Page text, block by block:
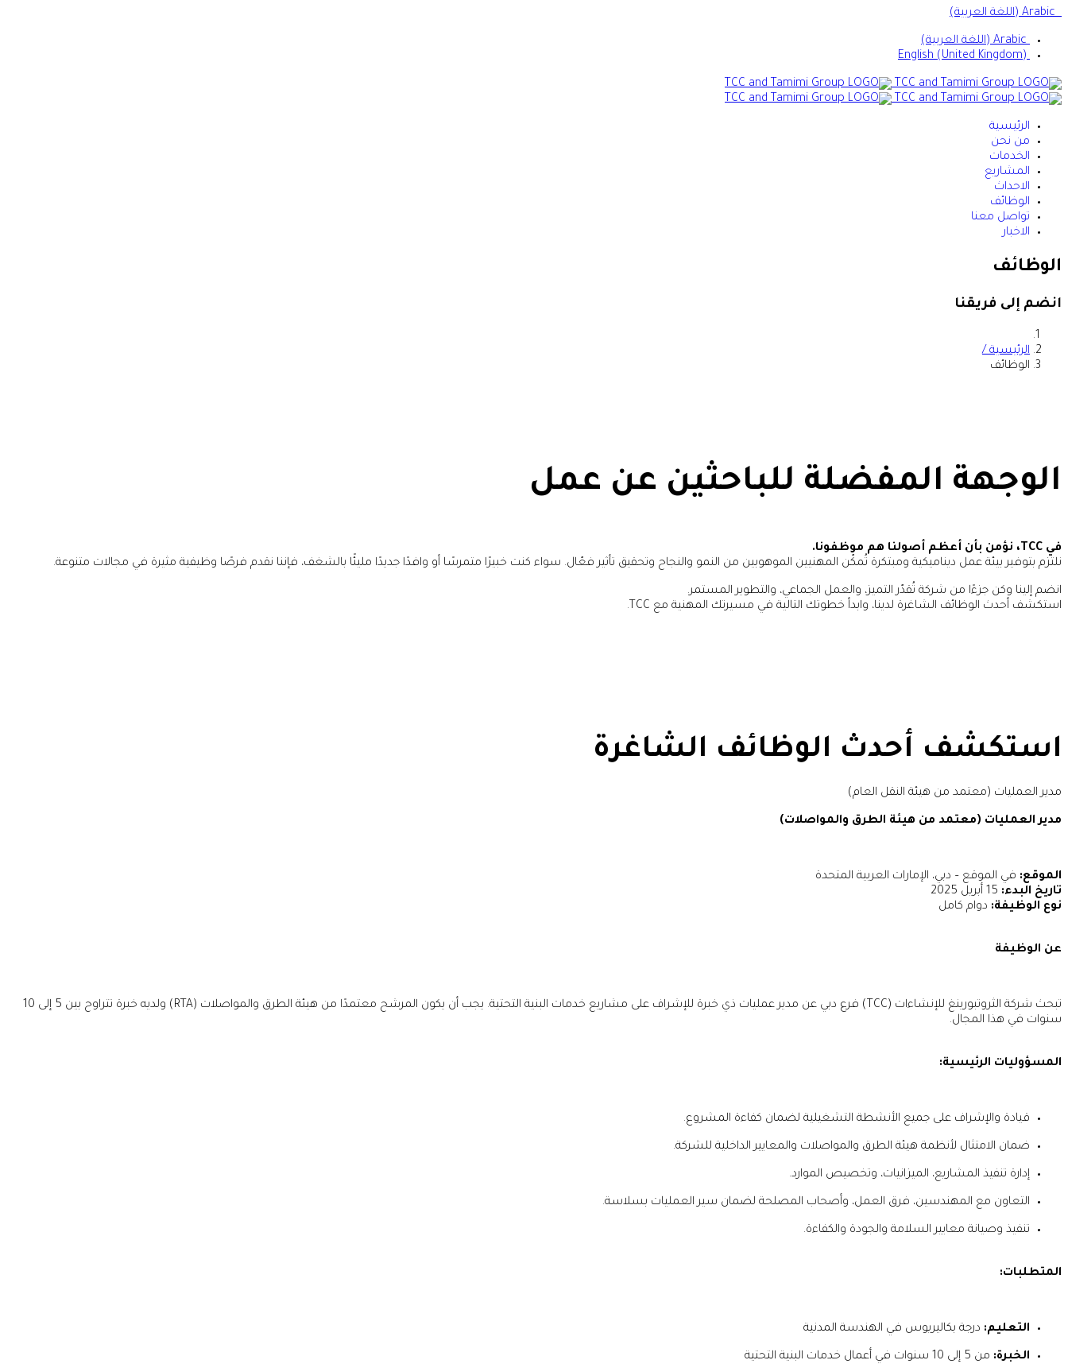
Arabic (اللغة العربية)
Arabic (اللغة العربية)
English (United Kingdom)
الرئيسية
من نحن
الخدمات
المشاريع
الاحداث
الوظائف
تواصل معنا
الاخبار
الوظائف
انضم إلى فريقنا
الرئيسية /
الوظائف
الوجهة المفضلة للباحثين عن عمل
في TCC، نؤمن بأن أعظم أصولنا هم موظفونا.
نلتزم بتوفير بيئة عمل ديناميكية ومبتكرة تُمكّن المهنيين الموهوبين من النمو والنجاح وتحقيق تأثير فعّال. سواء كنت خبيرًا متمرسًا أو وافدًا جديدًا مليئًا بالشغف، فإننا نقدم فرصًا وظيفية مثيرة في مجالات متنوعة.
انضم إلينا وكن جزءًا من شركة تُقدّر التميز، والعمل الجماعي، والتطوير المستمر.
استكشف أحدث الوظائف الشاغرة لدينا، وابدأ خطوتك التالية في مسيرتك المهنية مع TCC.
استكشف أحدث الوظائف الشاغرة
مدير العمليات (معتمد من هيئة النقل العام)
مدير العمليات (معتمد من هيئة الطرق والمواصلات)
الموقع: في الموقع – دبي، الإمارات العربية المتحدة
تاريخ البدء:
نوع الوظيفة: دوام كامل
عن الوظيفة
تبحث شركة الثروتبورينغ للإنشاءات (TCC) فرع دبي عن مدير عمليات ذي خبرة للإشراف على مشاريع خدمات البنية التحتية. يجب أن يكون المرشح معتمدًا من هيئة الطرق والمواصلات (RTA) ولديه خبرة تتراوح بين 5 إلى 10
سنوات في هذا المجال.
المسؤوليات الرئيسية:
قيادة والإشراف على جميع الأنشطة التشغيلية لضمان كفاءة المشروع.
ضمان الامتثال لأنظمة هيئة الطرق والمواصلات والمعايير الداخلية للشركة.
إدارة تنفيذ المشاريع، الميزانيات، وتخصيص الموارد.
التعاون مع المهندسين، فرق العمل، وأصحاب المصلحة لضمان سير العمليات بسلاسة.
تنفيذ وصيانة معايير السلامة والجودة والكفاءة.
المتطلبات:
التعليم: درجة بكاليريوس في الهندسة المدنية
الخبرة: من 5 إلى 10 سنوات في أعمال خدمات البنية التحتية